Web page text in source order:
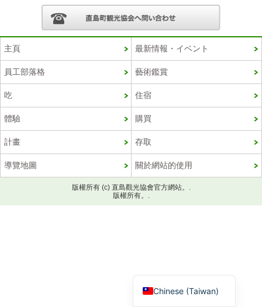
主頁 最新情報・イベント
員工部落格 藝術鑑賞
吃 住宿
體驗 購買
計畫 存取
導覽地圖 關於網站的使用
版權所有 (c) 直島觀光協會官方網站。.
版權所有。.
Chinese (Taiwan)